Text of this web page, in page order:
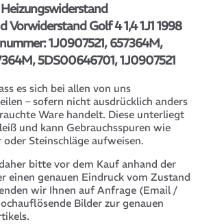
Vorwiderstand Golf 4 1,4 1J1 1998
1J0907521, 657364M,
5DS00646701, 1J0907521
es sich bei allen von uns
– sofern nicht ausdrücklich anders
Ware handelt. Diese unterliegt
und kann Gebrauchsspuren wie
Steinschläge aufweisen.
bitte vor dem Kauf anhand der
einen genauen Eindruck vom Zustand
wir Ihnen auf Anfrage (Email /
Bilder zur genauen